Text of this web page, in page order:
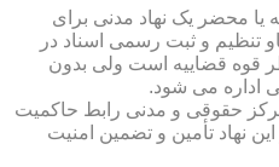
یا محضر یک نهاد مدنی برای
تنظیم و ثبت رسمی اسناد در
قوه قضاییه است ولی بدون
اداره می شود.
حقوقی و مدنی رابط حاکمیت
نهاد تأمین و تضمین امنیت